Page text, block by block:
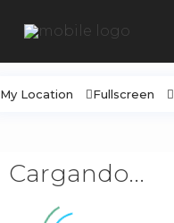
Cargando...
My Location Fullscreen